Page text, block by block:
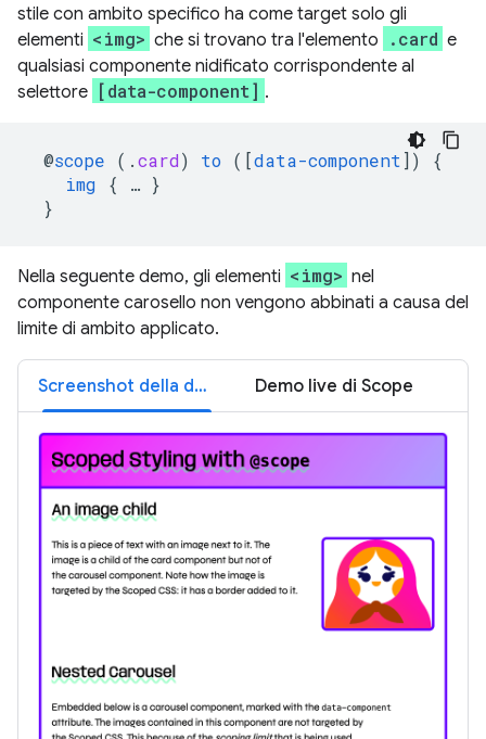
stile con ambito specifico ha come target solo gli
elementi <img> che si trovano tra l'elemento .card e
qualsiasi componente nidificato corrispondente al
selettore [data-component] .
@scope ( .card) to ([data-component ])
{
img
{ … }
}
Nella seguente demo, gli elementi <img> nel
componente carosello non vengono abbinati a causa del
limite di ambito applicato.
Screenshot della demo dell'ambito Demo live di Scope